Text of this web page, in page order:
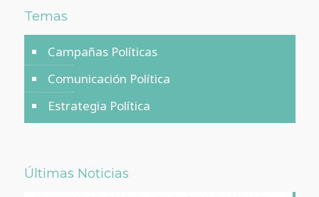
Temas
Campañas Políticas
Comunicación Política
Estrategia Política
Últimas Noticias